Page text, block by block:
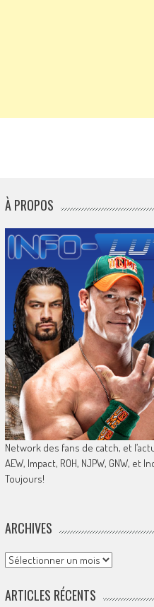
À PROPOS
Network des fans de catch, et
AEW, Impact, ROH, NJPW, GNW,
Toujours!
ARCHIVES
Archives
ARTICLES RÉCENTS